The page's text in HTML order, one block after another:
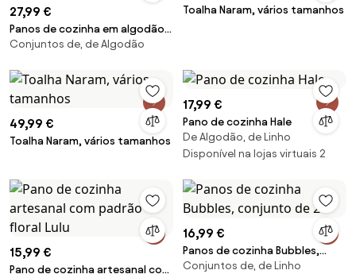
27,99 €
Panos de cozinha em algodão
orgânico Ito, conjunto de 2
Conjuntos de, de Algodão
Toalha Naram, vários tamanhos
49,99 €
Toalha Naram, vários tamanhos
17,99 €
Pano de cozinha Hale
De Algodão, de Linho
Disponível na lojas virtuais 2
15,99 €
Pano de cozinha artesanal com
16,99 €
Panos de cozinha Bubbles,
conjunto de 2
Conjuntos de, de Linho